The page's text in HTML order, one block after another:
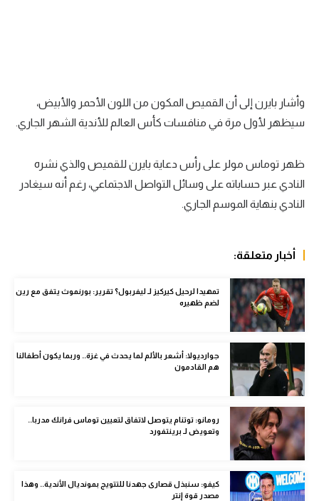
الدوري المصري
الكرة الأوروبية
منتخب مصر
سعودي في الجول
دوري أبطال أوروبا
القسم الثاني
رياضات أخرى
أمم إفريقيا
كرة السلة الأمريكية
كرة سلة
كرة طائرة
وأشار بايرن إلى أن القميص المكون من اللون الأحمر والأبيض،
سيظهر لأول مرة في منافسات كأس العالم للأندية الشهر الجاري.
ظهر توماس مولر على رأس دعاية بايرن للقميص والذي نشره
النادي عبر حساباته على وسائل التواصل الاجتماعي، رغم أنه سيغادر
النادي بنهاية الموسم الجاري.
أخبار متعلقة:
تمهيدا لرحيل كيركيز لـ ليفربول؟ تقرير: بورنموث يتفق مع رين
لضم ظهيره
جوارديولا: أشعر بالألم لما يحدث في غزة.. وربما يكون أطفالنا
هم القادمون
رومانو: توتنام يتوصل لاتفاق لتعيين توماس فرانك مدربا..
وتعويض لـ برينتفورد
كيفو: سنبذل قصارى جهدنا للتتويج بمونديال الأندية.. وهذا
مصدر قوة إنتر